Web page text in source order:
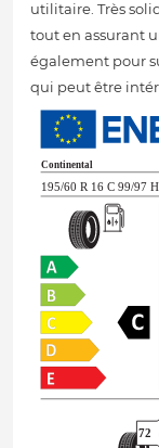
utilitaire. Très
tout en assurant
également pour
qui peut être